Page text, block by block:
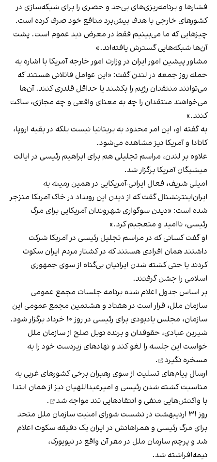
فشارها و برنامه‌ریزی‌های بی‌حد و حصری را برای شبکه‌سازی در
کشورهای خارجی با هدف پیش‌برد منافع خود صرف کرده است.
چیزهایی که ما می‌بینیم فقط در معرض دید عموم است. پشت
آن‌ها شبکه‌هایی گسترش یافته‌اند.»
مشاور پیشین امور ایران در وزارت امور خارجه آمریکا با اشاره به
حمله روز جمعه در لندن گفت: «این عوامل قاتلانی هستند که
می‌توانند منتقدان رژیم را بکشند یا حداقل قلدری کنند. آن‌ها
می‌خواهند منتقدان را چه به معنای واقعی و چه مجازی، ساکت
کنند.»
به گفته او، این امر محدود به بریتانیا نیست بلکه در بقیه اروپا،
کانادا و آمریکا نیز مشاهده می‌شود.
علاوه بر لندن، مراسم تجلیلی هم برای ابراهیم رئیسی در ایالت
میشیگان آمریکا برگزار شد.
امیلی شریف، فعال ایرانی-آمریکایی در همین زمینه به
ایران‌اینترنشنال گفت که از دیدن این رویداد در خاک آمریکا منزجر
شده است: «دیدن سوگواری شهروندان آمریکایی برای مرگ
رئیسی، ناامید و متعجبم کرد.»
او گفت کسانی که در مراسم تجلیل رئیسی در آمریکا شرکت
داشتند همان افرادی هستند که در کشتار مردم ایران سکوت
کردند یا حتی کشته شدن ایرانیان بی‌گناه از سوی جمهوری
اسلامی را جشن گرفتند.
بر اساس جدول اعلام شده برنامه جلسات مجمع عمومی
سازمان ملل، قرار است در هفتاد و هشتمین مجمع عمومی این
سازمان، مجلس یادبودی برای رئیسی در روز ۱۰ خرداد
برگزار شود.
شیرین عبادی، حقوقدان و برنده نوبل صلح از سازمان ملل
خواست این جلسه را لغو کند و نهادهای زیردست خود را به
مسخره نگیرد
.
ارسال پیام‌های تسلیت از سوی رهبران برخی کشورهای غربی به
مناسبت کشته شدن رئیسی و امیرعبداللهیان نیز از همان ابتدا
با واکنش‌هایی منفی و انتقادهایی تند مواجه شد
.
روز ۳۱ اردیبهشت‌ در نشست شورای امنیت سازمان ملل متحد
برای مرگ رئیسی و همراهانش در ایران یک دقیقه سکوت اعلام
شد و پرچم سازمان ملل در مقر آن واقع در نیویورک،
نیمه‌افراشته شد.